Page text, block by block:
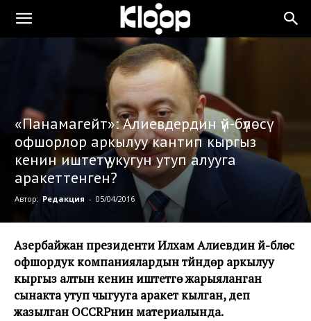
«Панамагейт»: Алиевдердин үй-бүлөсү
офшорлор аркылуу кантип кыргыз
кенин иштетүү укугун утуп алууга
аракеттенген?
Автор: Редакция - 05/04/2016
Азербайжан президенти Илхам Алиевдин үй-бүлөсү
офшордук компаниялардын түйүндөрү аркылуу
кыргыз алтын кенин иштетүүгө жарыяланган
сынакта утуп чыгууга аракет кылган, деп
жазылган OCCRPнин материалында.